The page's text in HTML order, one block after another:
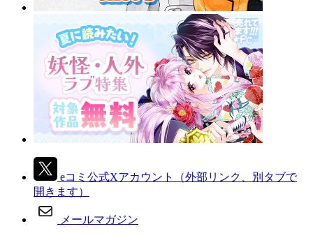
eコミ公式Xアカウント
（外部リンク、別タブで
開きます）
メールマガジン